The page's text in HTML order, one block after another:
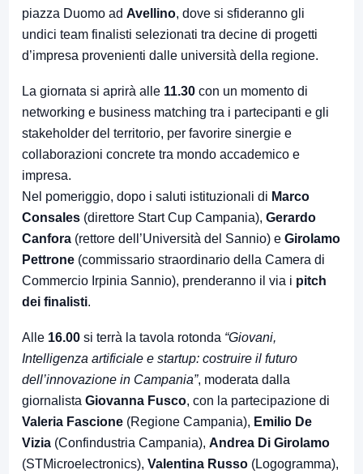
piazza Duomo ad Avellino, dove si sfideranno gli
undici team finalisti selezionati tra decine di progetti
d’impresa provenienti dalle università della regione.
La giornata si aprirà alle 11.30 con un momento di
networking e business matching tra i partecipanti e gli
stakeholder del territorio, per favorire sinergie e
collaborazioni concrete tra mondo accademico e
impresa.
Nel pomeriggio, dopo i saluti istituzionali di Marco
Consales (direttore Start Cup Campania), Gerardo
Canfora (rettore dell’Università del Sannio) e Girolamo
Pettrone (commissario straordinario della Camera di
Commercio Irpinia Sannio), prenderanno il via i pitch
dei finalisti.
Alle 16.00 si terrà la tavola rotonda “Giovani,
Intelligenza artificiale e startup: costruire il futuro
dell’innovazione in Campania”, moderata dalla
giornalista Giovanna Fusco, con la partecipazione di
Valeria Fascione (Regione Campania), Emilio De
Vizia (Confindustria Campania), Andrea Di Girolamo
(STMicroelectronics), Valentina Russo (Logogramma),